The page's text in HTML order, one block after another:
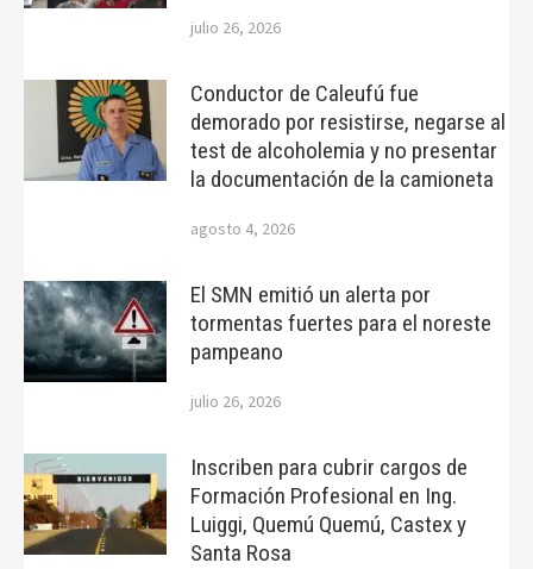
julio 26, 2026
Conductor de Caleufú fue
demorado por resistirse, negarse al
test de alcoholemia y no presentar
la documentación de la camioneta
agosto 4, 2026
El SMN emitió un alerta por
tormentas fuertes para el noreste
pampeano
julio 26, 2026
Inscriben para cubrir cargos de
Formación Profesional en Ing.
Luiggi, Quemú Quemú, Castex y
Santa Rosa